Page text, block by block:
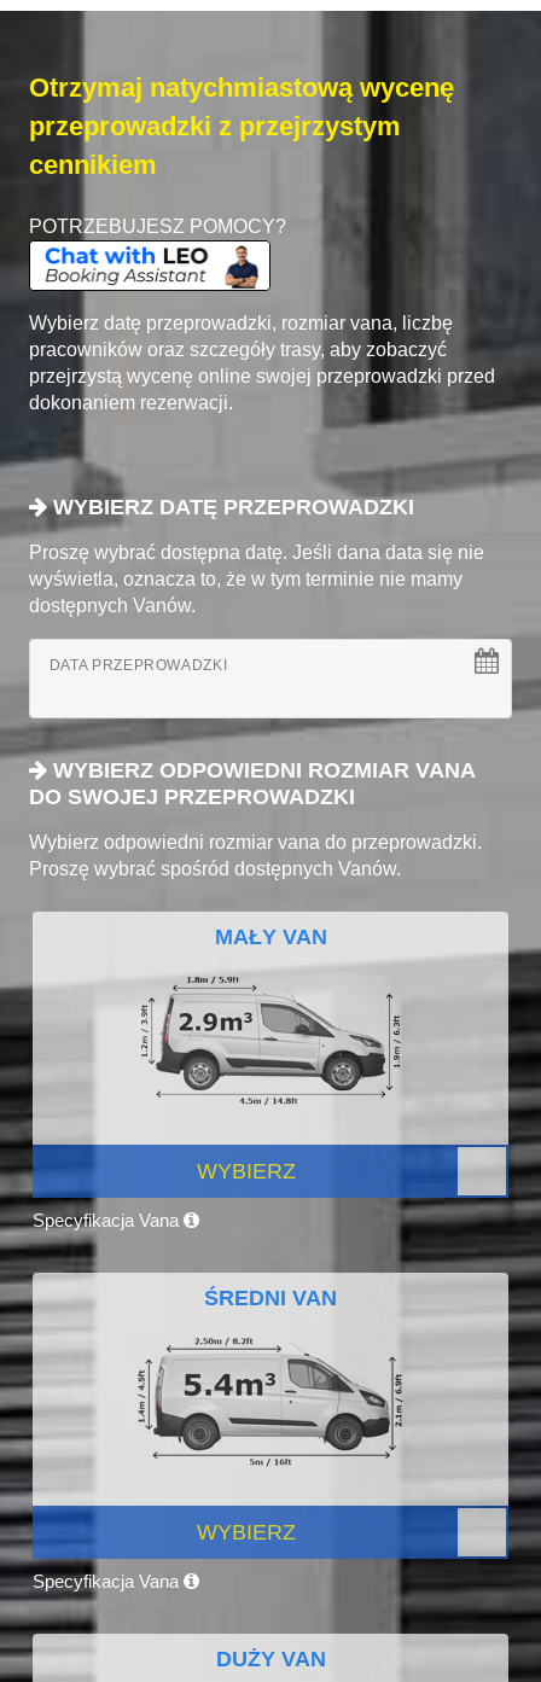
Otrzymaj natychmiastową wycenę
przeprowadzki z przejrzystym
cennikiem
POTRZEBUJESZ POMOCY?
Wybierz datę przeprowadzki, rozmiar vana, liczbę
pracowników oraz szczegóły trasy, aby zobaczyć
przejrzystą wycenę online swojej przeprowadzki przed
dokonaniem rezerwacji.
WYBIERZ DATĘ PRZEPROWADZKI
Proszę wybrać dostępna datę. Jeśli dana data się nie
wyświetla, oznacza to, że w tym terminie nie mamy
dostępnych Vanów.
DATA PRZEPROWADZKI
WYBIERZ ODPOWIEDNI ROZMIAR VANA
DO SWOJEJ PRZEPROWADZKI
Wybierz odpowiedni rozmiar vana do przeprowadzki.
Proszę wybrać spośród dostępnych Vanów.
MAŁY VAN
WYBIERZ
Specyfikacja Vana
ŚREDNI VAN
WYBIERZ
Specyfikacja Vana
DUŻY VAN